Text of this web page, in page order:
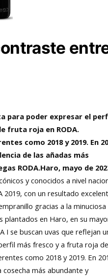
para poder expresar el
fruta roja en RODA.
como 2018 y 2019. En
de las añadas más
RODA.Haro, mayo de
y conocidos a nivel
2019, con un resultado
gracias a la minuciosa
plantados en Haro, en su
I se buscan uvas que reflejan
más fresco y a fruta roja
como 2018 y 2019. En
más abundante y